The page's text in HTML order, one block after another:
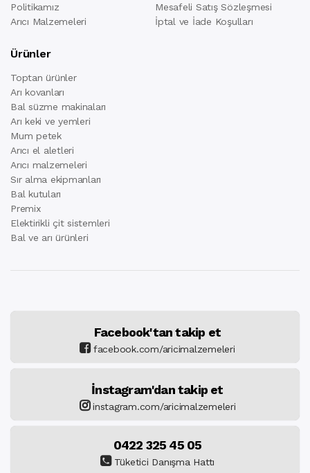
Politikamız
Arıcı Malzemeleri
Mesafeli Satış Sözleşmesi
İptal ve İade Koşulları
Ürünler
Toptan ürünler
Arı kovanları
Bal süzme makinaları
Arı keki ve yemleri
Mum petek
Arıcı el aletleri
Arıcı malzemeleri
Sır alma ekipmanları
Bal kutuları
Premix
Elektirikli çit sistemleri
Bal ve arı ürünleri
Facebook'tan takip et
facebook.com/aricimalzemeleri
İnstagram'dan takip et
instagram.com/aricimalzemeleri
0422 325 45 05
Tüketici Danışma Hattı